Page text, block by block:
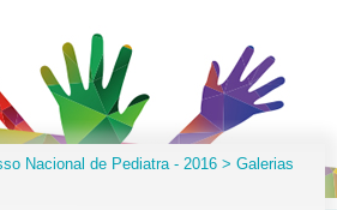
Nacional de Pediatra - 2016 > Galerias